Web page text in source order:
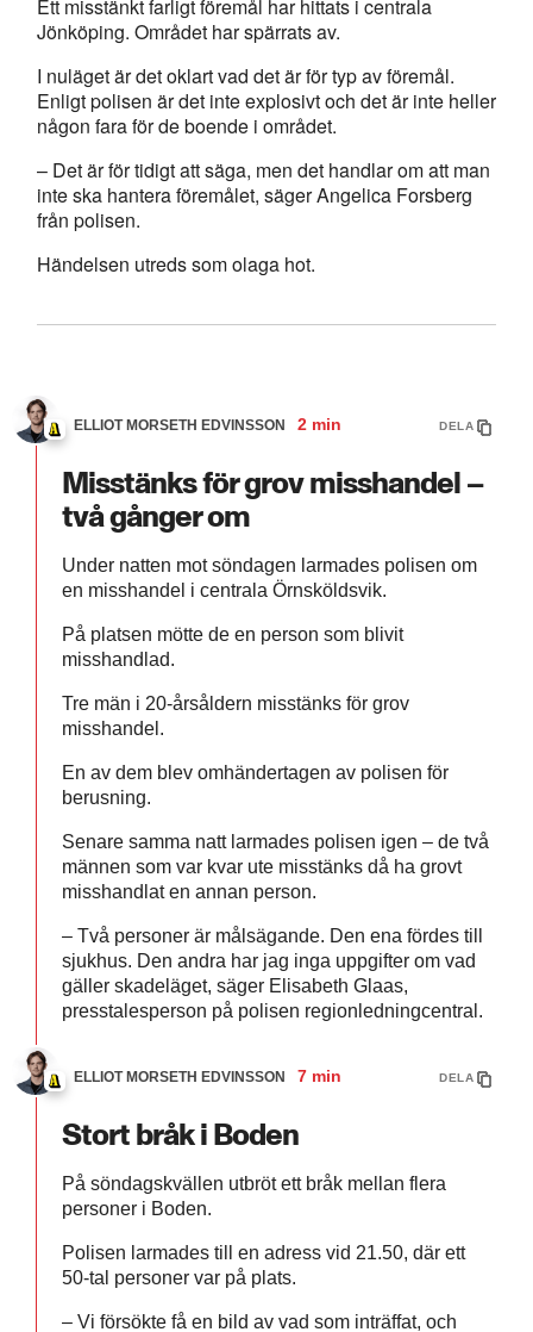
Ett misstänkt farligt föremål har hittats i centrala
Jönköping. Området har spärrats av.
I nuläget är det oklart vad det är för typ av föremål.
Enligt polisen är det inte explosivt och det är inte heller
någon fara för de boende i området.
– Det är för tidigt att säga, men det handlar om att man
inte ska hantera föremålet, säger Angelica Forsberg
från polisen.
Händelsen utreds som olaga hot.
ELLIOT MORSETH EDVINSSON 2 min DELA
Misstänks för grov misshandel –
två gånger om
Under natten mot söndagen larmades polisen om
en misshandel i centrala Örnsköldsvik.
På platsen mötte de en person som blivit
misshandlad.
Tre män i 20-årsåldern misstänks för grov
misshandel.
En av dem blev omhändertagen av polisen för
berusning.
Senare samma natt larmades polisen igen – de två
männen som var kvar ute misstänks då ha grovt
misshandlat en annan person.
– Två personer är målsägande. Den ena fördes till
sjukhus. Den andra har jag inga uppgifter om vad
gäller skadeläget, säger Elisabeth Glaas,
presstalesperson på polisen regionledningcentral.
ELLIOT MORSETH EDVINSSON 7 min DELA
Stort bråk i Boden
På söndagskvällen utbröt ett bråk mellan flera
personer i Boden.
Polisen larmades till en adress vid 21.50, där ett
50-tal personer var på plats.
– Vi försökte få en bild av vad som inträffat, och